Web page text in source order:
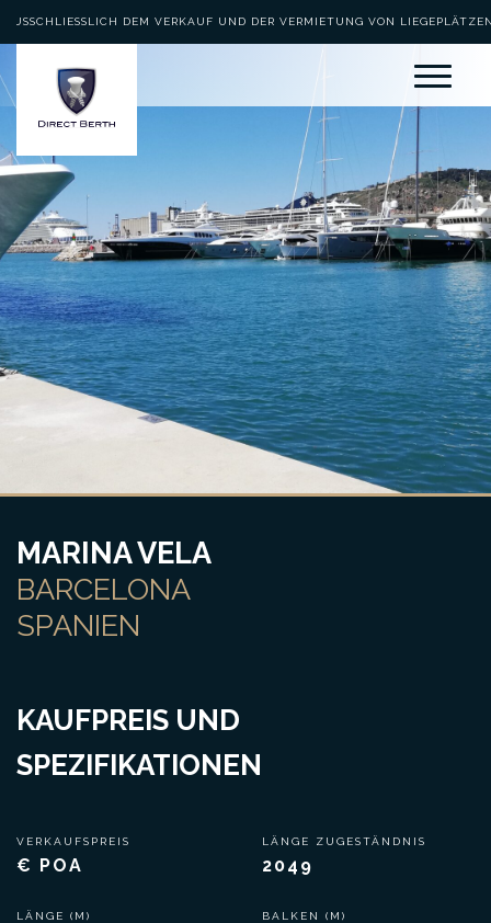
AUSSCHLIESSLICH DEM VERKAUF UND DER VERMIETUNG VON LIEGEPLÄTZEN
MARINA VELA
BARCELONA
SPANIEN
KAUFPREIS UND
SPEZIFIKATIONEN
VERKAUFSPREIS
€ POA
LÄNGE (M)
LÄNGE ZUGESTÄNDNIS
2049
BALKEN (M)